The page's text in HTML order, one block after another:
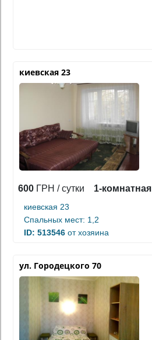
киевская 23
600 ГРН / сутки 1-комнатная
киевская 23
Спальных мест: 1,2
ID: 513546 от хозяина
ул. Городецкого 70